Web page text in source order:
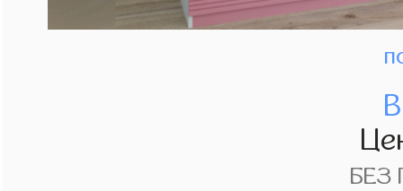
БЕЗ